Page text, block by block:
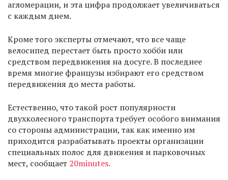
агломерации, и эта цифра продолжает увеличиваться
с каждым днем.
Кроме того эксперты отмечают, что все чаще
велосипед перестает быть просто хобби или
средством передвижения на досуге. В последнее
время многие французы избирают его средством
передвижения до места работы.
Естественно, что такой рост популярности
двухколесного транспорта требует особого внимания
со стороны администрации, так как именно им
приходится разрабатывать проекты организации
специальных полос для движения и парковочных
мест, сообщает 20minutes.